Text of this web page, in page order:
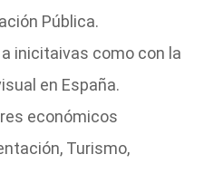
Pública.
inicitaivas como con la
en España.
económicos
Turismo,